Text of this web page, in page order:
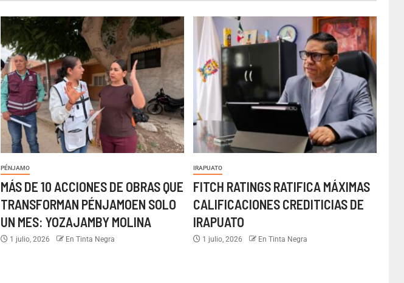
PÉNJAMO
MÁS DE 10 ACCIONES DE OBRAS QUE
TRANSFORMAN PÉNJAMOEN SOLO
UN MES: YOZAJAMBY MOLINA
1 julio, 2026 En Tinta Negra
IRAPUATO
FITCH RATINGS RATIFICA MÁXIMAS
CALIFICACIONES CREDITICIAS DE
IRAPUATO
1 julio, 2026 En Tinta Negra